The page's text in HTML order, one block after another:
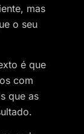
mas
o seu
é que
com
que as